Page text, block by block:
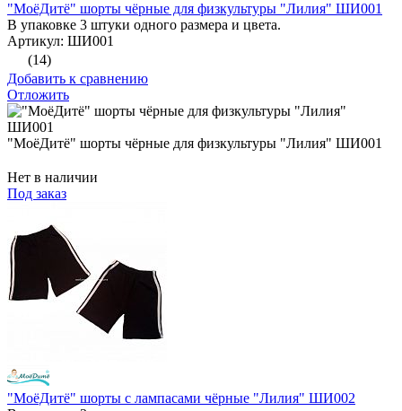
"МоёДитё" шорты чёрные для физкультуры "Лилия" ШИ001
В упаковке 3 штуки одного размера и цвета.
Артикул: ШИ001
(14)
Добавить к сравнению
Отложить
"МоёДитё" шорты чёрные для физкультуры "Лилия" ШИ001
Нет в наличии
Под заказ
"МоёДитё" шорты с лампасами чёрные "Лилия" ШИ002